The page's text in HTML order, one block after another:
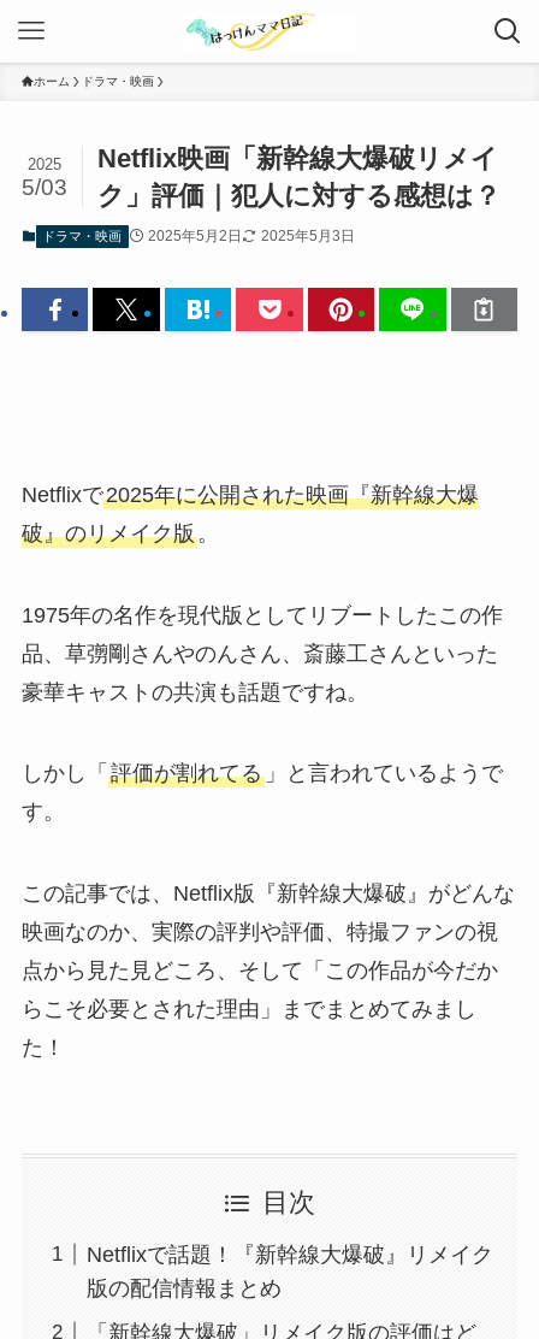
ホーム ドラマ・映画
Netflix映画「新幹線大爆破リメイ
ク」評価｜犯人に対する感想は？
2025
5/03
ドラマ・映画 2025年5月2日 2025年5月3日
Netflixで2025年に公開された映画『新幹線大爆
破』のリメイク版。
1975年の名作を現代版としてリブートしたこの作
品、草彅剛さんやのんさん、斎藤工さんといった
豪華キャストの共演も話題ですね。
しかし「 評価が割れてる」と言われているようで
す。
この記事では、Netflix版『新幹線大爆破』がどんな
映画なのか、実際の評判や評価、特撮ファンの視
点から見た見どころ、そして「この作品が今だか
らこそ必要とされた理由」までまとめてみまし
た！
目次
Netflixで話題！『新幹線大爆破』リメイク
版の配信情報まとめ
「新幹線大爆破」リメイク版の評価はど